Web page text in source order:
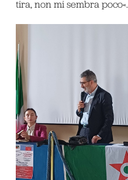
tira, non mi sembra poco«.